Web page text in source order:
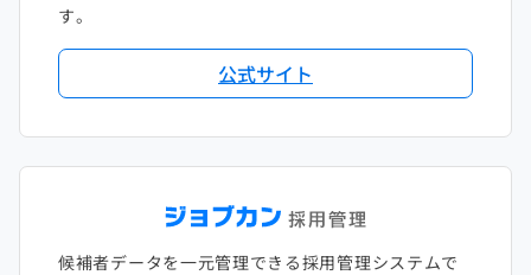
す。
公式サイト
候補者データを一元管理できる採用管理システムで